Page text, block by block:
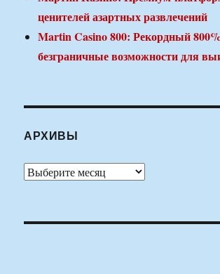
ценителей азартных развлечений
Martin Casino 800: Рекордный
безграничные возможности для
АРХИВЫ
Архивы